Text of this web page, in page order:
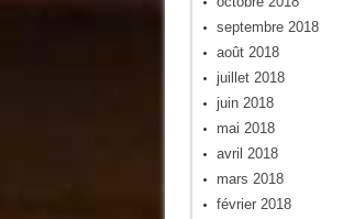
septembre 2018
août 2018
juillet 2018
juin 2018
mai 2018
avril 2018
mars 2018
février 2018